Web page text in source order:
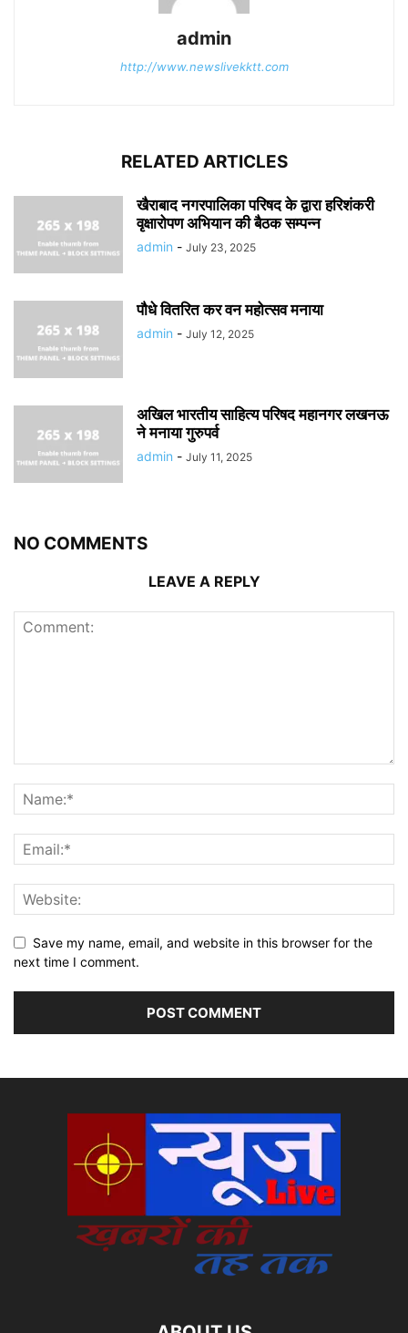
admin
http://www.newslivekktt.com
RELATED ARTICLES
खैराबाद नगरपालिका परिषद के द्वारा हरिशंकरी
वृक्षारोपण अभियान की बैठक सम्पन्न
admin - July 23, 2025
पौधे वितरित कर वन महोत्सव मनाया
admin - July 12, 2025
अखिल भारतीय साहित्य परिषद महानगर लखनऊ
ने मनाया गुरुपर्व
admin - July 11, 2025
NO COMMENTS
LEAVE A REPLY
Save my name, email, and website in this browser for the
next time I comment.